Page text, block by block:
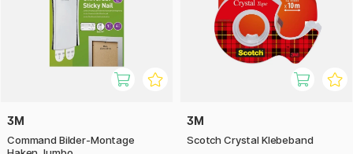
3M
Command Bilder-Montage
3M
Scotch Crystal Klebeband